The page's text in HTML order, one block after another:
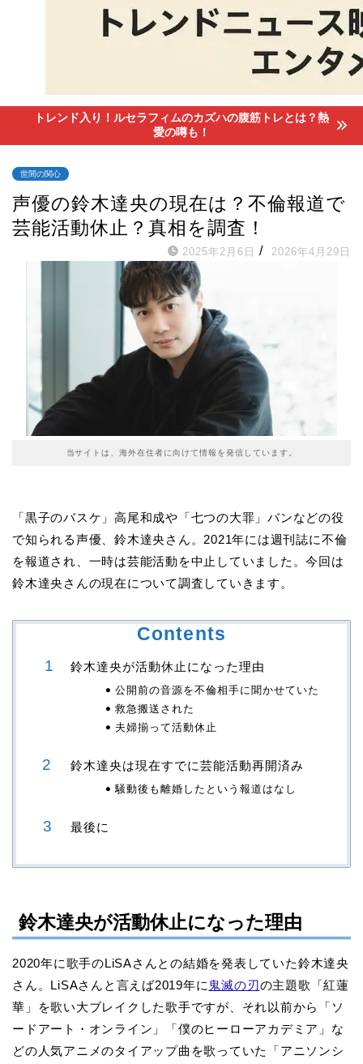
トレンド入り！ルセラフィムのカズハの腹筋トレとは？熱
愛の噂も！
世間の関心
声優の鈴木達央の現在は？不倫報道で
芸能活動休止？真相を調査！
2025年2月6日 / 2026年4月29日
当サイトは、海外在住者に向けて情報を発信しています。
「黒子のバスケ」高尾和成や「七つの大罪」バンなどの役
で知られる声優、鈴木達央さん。2021年には週刊誌に不倫
を報道され、一時は芸能活動を中止していました。今回は
鈴木達央さんの現在について調査していきます。
Contents
鈴木達央が活動休止になった理由
公開前の音源を不倫相手に聞かせていた
救急搬送された
夫婦揃って活動休止
鈴木達央は現在すでに芸能活動再開済み
騒動後も離婚したという報道はなし
最後に
鈴木達央が活動休止になった理由
2020年に歌手のLiSAさんとの結婚を発表していた鈴木達央
さん。LiSAさんと言えば2019年に 鬼滅の刃の主題歌「紅蓮
華」を歌い大ブレイクした歌手ですが、それ以前から「ソ
ードアート・オンライン」「僕のヒーローアカデミア」な
どの人気アニメのタイアップ曲を歌っていた「アニソンシ